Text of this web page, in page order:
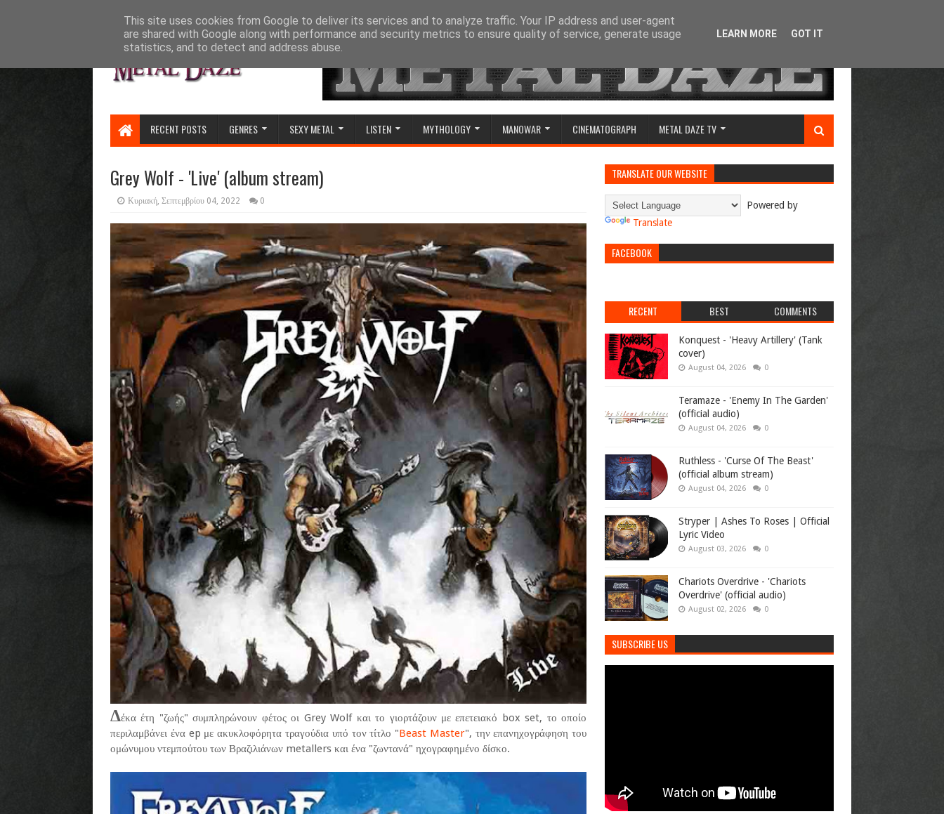
RECENT POSTS GENRES SEXY METAL LISTEN MYTHOLOGY MANOWAR CINEMATOGRAPH METAL DAZE TV
Grey Wolf - 'Live' (album stream)
Κυριακή, Σεπτεμβρίου 04, 2022 0
Δέκα έτη "ζωής" συμπληρώνουν φέτος οι Grey Wolf και το γιορτάζουν με επετειακό box set, το οποίο
περιλαμβάνει ένα ep με ακυκλοφόρητα τραγούδια υπό τον τίτλο "Beast Master", την επανηχογράφηση του
ομώνυμου ντεμπούτου των Βραζιλιάνων metallers και ένα "ζωντανά" ηχογραφημένο δίσκο.
TRANSLATE OUR WEBSITE
Powered by
Translate
FACEBOOK
RECENT BEST COMMENTS
Konquest - 'Heavy Artillery' (Tank
cover)
August 04, 2026 0
Teramaze - 'Enemy In The Garden'
(official audio)
August 04, 2026 0
Ruthless - 'Curse Of The Beast'
(official album stream)
August 04, 2026 0
Stryper | Ashes To Roses | Official
Lyric Video
August 03, 2026 0
Chariots Overdrive - 'Chariots
Overdrive' (official audio)
August 02, 2026 0
SUBSCRIBE US
This site uses cookies from Google to deliver its services and to analyze traffic. Your IP address and user-agent
are shared with Google along with performance and security metrics to ensure quality of service, generate usage
statistics, and to detect and address abuse.
LEARN MORE GOT IT